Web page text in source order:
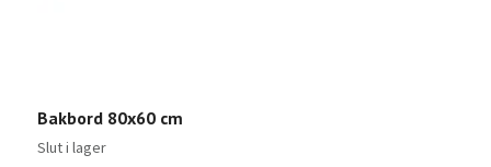
Bakbord 80x60 cm
Slut i lager